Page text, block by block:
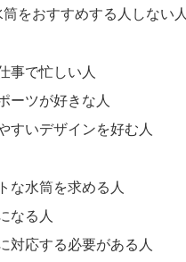
をおすすめする人しない人
事で忙しい人
ーツが好きな人
すいデザインを好む人
な水筒を求める人
なる人
対応する必要がある人